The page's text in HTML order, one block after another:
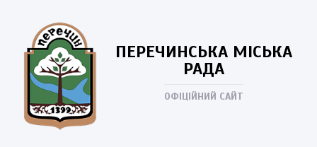
ПЕРЕЧИНСЬКА МІСЬКА
РАДА
ОФІЦІЙНИЙ САЙТ